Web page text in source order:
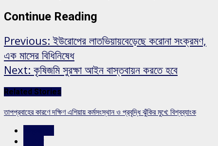
Continue Reading
Previous: ইউরোপের লাতভিয়ায়বেড়েছে করোনা সংক্রমণ,
এক মাসের বিধিনিষেধ
Next: কৃষিজমি সুরক্ষা আইন বাস্তবায়ন করতে হবে
Related Stories
তাপপ্রবাহের কারণে দক্ষিণ এশিয়ায় কর্মসংস্থান ও প্রবৃদ্ধি ঝুঁকির মুখে: বিশ্বব্যাংক